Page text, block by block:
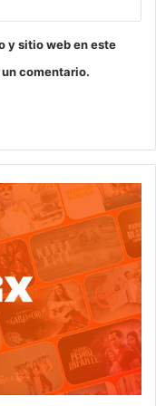
y sitio web en este
comentario.